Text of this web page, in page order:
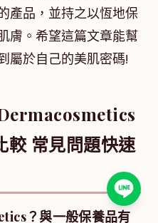
產品，並持之以恆地保
膚。希望這篇文章能幫
屬於自己的美肌密碼!
較 常見問題快速
？與一般保養品有